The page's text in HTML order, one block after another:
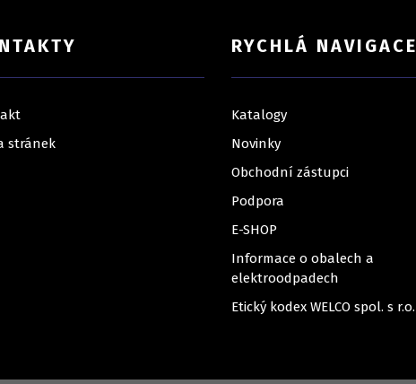
stránek
RYCHLÁ NAVIGACE
Katalogy
Novinky
Obchodní zástupci
Podpora
E-SHOP
Informace o obalech a
elektroodpadech
Etický kodex WELCO spol. s r.o.